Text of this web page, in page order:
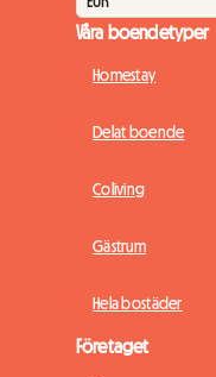
Våra boendetyper
Homestay
Delat boende
Coliving
Gästrum
Hela bostäder
Företaget